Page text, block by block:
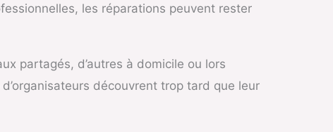
les réparations peuvent rester
partagés, d’autres à domicile ou lors
découvrent trop tard que leur